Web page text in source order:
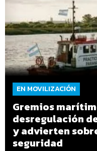
EN MOVILIZACIÓN
Gremios
desregulación
y advierten
seguridad